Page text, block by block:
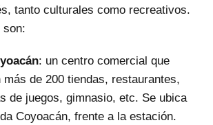
tanto culturales como recreativos.
son:
: un centro comercial que
más de 200 tiendas, restaurantes,
de juegos, gimnasio, etc. Se ubica
Coyoacán, frente a la estación.